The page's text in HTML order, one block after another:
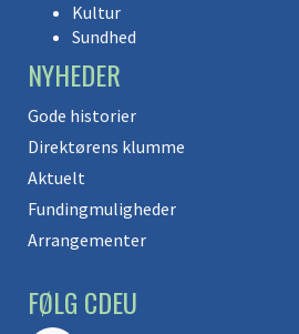
Kultur
Sundhed
NYHEDER
Gode historier
Direktørens klumme
Aktuelt
Fundingmuligheder
Arrangementer
FØLG CDEU